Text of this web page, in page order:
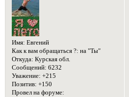
Имя: Евгений
Как к вам обращаться ?: на "Ты"
Откуда: Курская обл.
Сообщений: 6232
Уважение: +215
Позитив: +150
Провел на форуме: